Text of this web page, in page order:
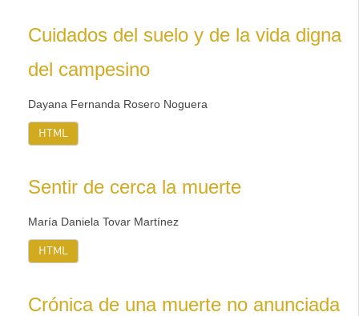
Cuidados del suelo y de la vida digna
del campesino
Dayana Fernanda Rosero Noguera
HTML
Sentir de cerca la muerte
María Daniela Tovar Martínez
HTML
Crónica de una muerte no anunciada